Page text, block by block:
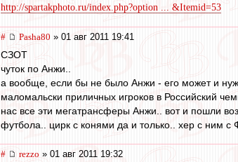
http://spartakphoto.ru/index.php?option ... &Itemid=53
# Pasha80 » 01 авг 2011 19:41
СЗОТ
чуток по Анжи..
а вообще, если бы не было Анжи - его может и
маломальски приличных игроков в Российский
нас все эти мегатрансферы Анжи.. вот и пошли
футбола.. цирк с конями да и только.. хер с ним
# rezzo » 01 авг 2011 19:32